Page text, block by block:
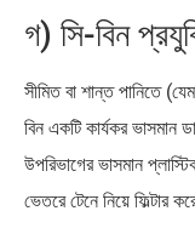
গ) সি-বিন
সীমিত বা শান্ত পানিতে
বিন একটি কার্যকর ভাসমান
উপরিভাগের ভাসমান
ভেতরে টেনে নিয়ে ফিল্টার